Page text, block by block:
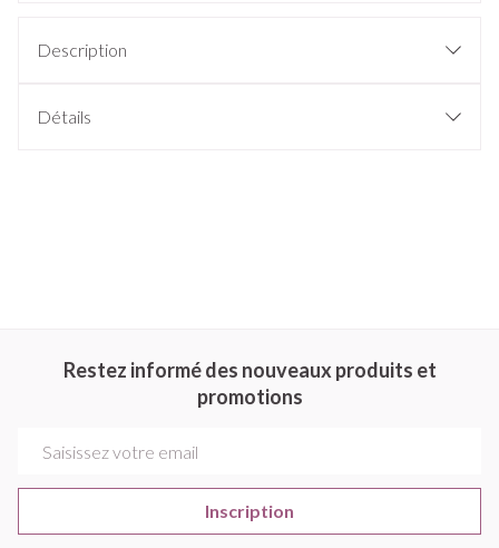
Description
Détails
Restez informé des nouveaux produits et
promotions
Inscription